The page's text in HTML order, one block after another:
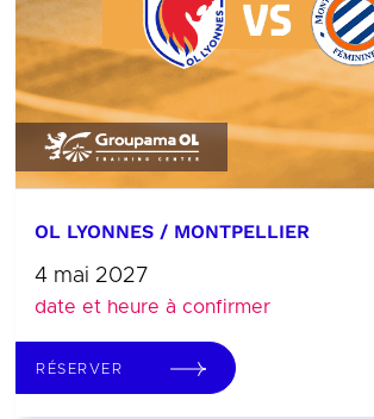
OL LYONNES / MONTPELLIER
4 mai 2027
date et heure à confirmer
RÉSERVER